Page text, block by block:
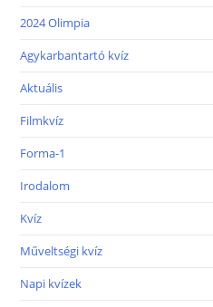
2024 Olimpia
Agykarbantartó kvíz
Aktuális
Filmkvíz
Forma-1
Irodalom
Kvíz
Műveltségi kvíz
Napi kvízek